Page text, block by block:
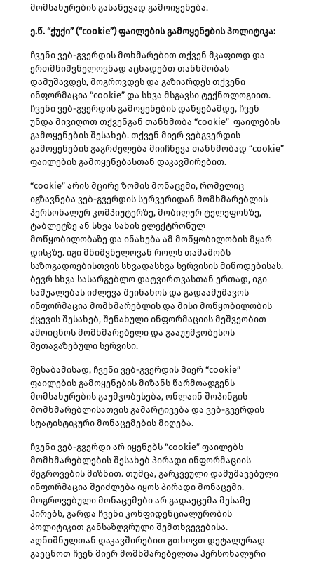
მომსახურების გასაწევად გამოიყენება.
ე.წ. “ქუქი” (“cookie”) ფაილების გამოყენების პოლიტიკა:
ჩვენი ვებ-გვერდის მოხმარებით თქვენ მკაფიოდ და
ერთმნიშვნელოვნად აცხადებთ თანხმობას
დამუშავდეს, მოგროვდეს და გაზიარდეს თქვენი
ინფორმაცია “cookie” და სხვა მსგავსი ტექნოლოგიით.
ჩვენი ვებ-გვერდის გამოყენების დაწყებამდე, ჩვენ
უნდა მივიღოთ თქვენგან თანხმობა “cookie” ფაილების
გამოყენების შესახებ. თქვენ მიერ ვებგვერდის
გამოყენების გაგრძელება მიიჩნევა თანხმობად “cookie”
ფაილების გამოყენებასთან დაკავშირებით.
“cookie” არის მცირე ზომის მონაცემი, რომელიც
იგზავნება ვებ-გვერდის სერვერიდან მომხმარებლის
პერსონალურ კომპიუტერზე, მობილურ ტელეფონზე,
ტაბლეტზე ან სხვა სახის ელექტრონულ
მოწყობილობაზე და ინახება ამ მოწყობილობის მყარ
დისკზე. იგი მნიშვნელოვან როლს თამაშობს
საზოგადოებისთვის სხვადასხვა სერვისის მიწოდებისას.
ბევრ სხვა სასარგებლო დატვირთვასთან ერთად, იგი
საშუალებას იძლევა შეინახოს და გადაამუშავოს
ინფორმაცია მომხმარებლის და მისი მოწყობილობის
ქცევის შესახებ, შენახული ინფორმაციის მეშვეობით
ამოიცნოს მომხმარებელი და გააუუმჯობესოს
შეთავაზებული სერვისი.
შესაბამისად, ჩვენი ვებ-გვერდის მიერ “cookie”
ფაილების გამოყენების მიზანს წარმოადგენს
მომსახურების გაუმჯობესება, ონლაინ შოპინგის
მომხმარებლისათვის გამარტივება და ვებ-გვერდის
სტატისტიკური მონაცემების მიღება.
ჩვენი ვებ-გვერდი არ იყენებს “cookie” ფაილებს
მომხმარებლების შესახებ პირადი ინფორმაციის
შეგროვების მიზნით. თუმცა, გარკვეული დამუშავებული
ინფორმაცია შეიძლება იყოს პირადი მონაცემი.
მოგროვებული მონაცემები არ გადაეცემა მესამე
პირებს, გარდა ჩვენი კონფიდენციალურობის
პოლიტიკით განსაზღვრული შემთხვევებისა.
აღნიშნულთან დაკავშირებით გთხოვთ დეტალურად
გაეცნოთ ჩვენ მიერ მომხმარებელთა პერსონალური